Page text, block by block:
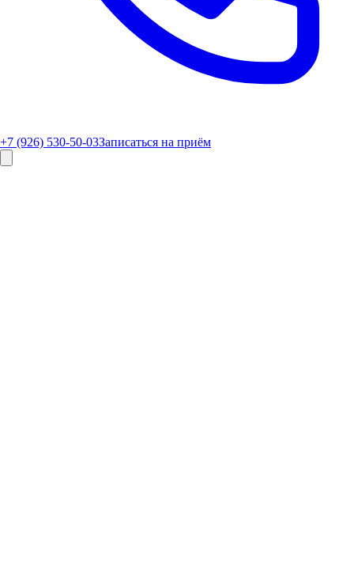
+7 (926) 530-50-03Записаться на приём